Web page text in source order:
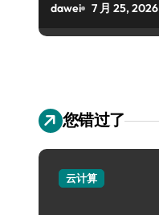
dawei 7 月 25, 2026
您错过了
云计算